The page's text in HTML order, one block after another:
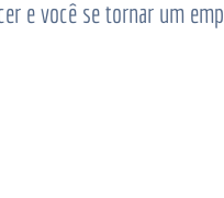
e você se tornar um